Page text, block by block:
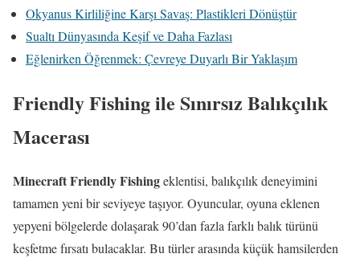
Okyanus Kirliliğine Karşı Savaş: Plastikleri Dönüştür
Sualtı Dünyasında Keşif ve Daha Fazlası
Eğlenirken Öğrenmek: Çevreye Duyarlı Bir Yaklaşım
Friendly Fishing ile Sınırsız Balıkçılık
Macerası
Minecraft Friendly Fishingeklentisi, balıkçılık deneyimini
tamamen yeni bir seviyeye taşıyor. Oyuncular, oyuna eklenen
yepyeni bölgelerde dolaşarak 90’dan fazla farklı balık türünü
keşfetme fırsatı bulacaklar. Bu türler arasında küçük hamsilerden